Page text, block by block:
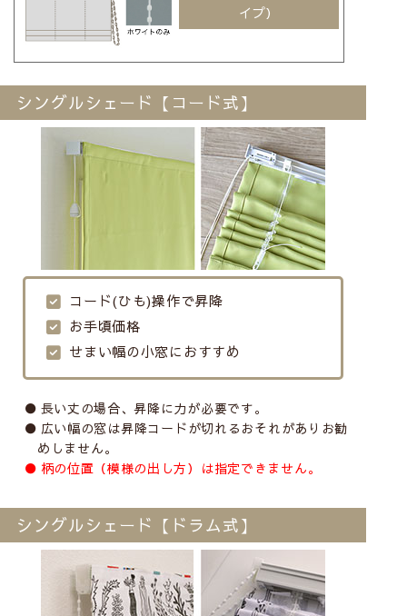
イプ）
シングルシェード【コード式】
コード(ひも)操作で昇降
お手頃価格
せまい幅の小窓におすすめ
長い丈の場合、昇降に力が必要です。
広い幅の窓は昇降コードが切れるおそれがありお勧
めしません。
柄の位置（模様の出し方）は指定できません。
シングルシェード【ドラム式】